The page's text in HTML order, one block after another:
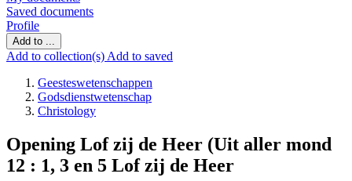
Saved documents
Profile
Add to ...
Add to collection(s) Add to saved
Geesteswetenschappen
Godsdienstwetenschap
Christology
Opening Lof zij de Heer (Uit aller mond
12 : 1, 3 en 5 Lof zij de Heer